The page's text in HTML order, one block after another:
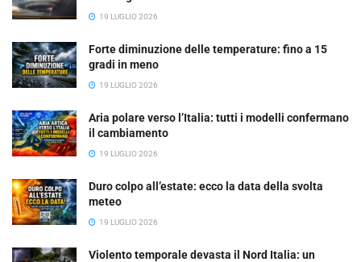
19 LUGLIO 2026
Forte diminuzione delle temperature: fino a 15
gradi in meno
19 LUGLIO 2026
Aria polare verso l’Italia: tutti i modelli confermano
il cambiamento
19 LUGLIO 2026
Duro colpo all’estate: ecco la data della svolta
meteo
19 LUGLIO 2026
Violento temporale devasta il Nord Italia: un